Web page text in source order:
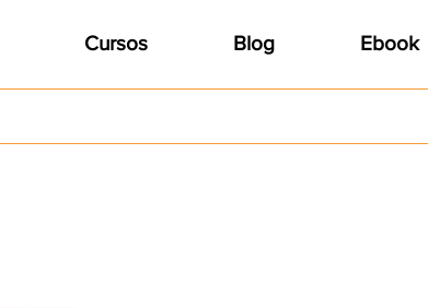
Cursos Blog Ebook